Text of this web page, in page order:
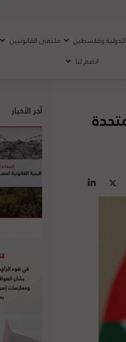
الدولية وفلسطين ملتقى القانونيين
انضم لنا
آخر الأخبار